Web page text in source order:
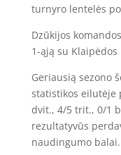
turnyro lentelės
Dzūkijos
1-ąją su
Geriausią sezono
statistikos eilutėje
dvit., 4/5 trit., 0/1
rezultatyvūs
naudingumo balai.